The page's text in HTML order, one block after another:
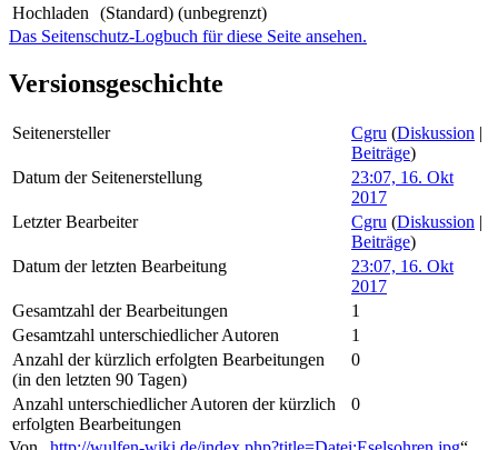
Hochladen
(Standard) (unbegrenzt)
Das Seitenschutz-Logbuch für diese Seite ansehen.
Versionsgeschichte
Seitenersteller Cgru (Diskussion |
Beiträge)
Datum der Seitenerstellung
23:07, 16. Okt
2017
Letzter Bearbeiter
Cgru (Diskussion |
Beiträge)
Datum der letzten Bearbeitung
23:07, 16. Okt
2017
Gesamtzahl der Bearbeitungen
1
Gesamtzahl unterschiedlicher Autoren
1
Anzahl der kürzlich erfolgten Bearbeitungen
(in den letzten 90 Tagen)
0
Anzahl unterschiedlicher Autoren der kürzlich
erfolgten Bearbeitungen
0